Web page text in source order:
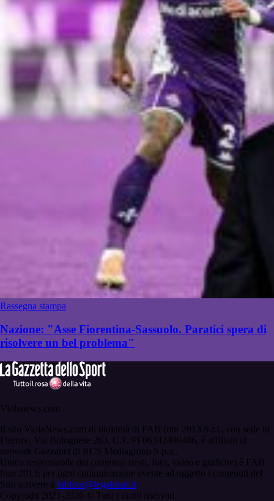
Rassegna stampa
Nazione: "Asse Fiorentina-Sassuolo. Paratici spera di
risolvere un bel problema"
Violanews.com
Il sito ViolaNews.com di titolarità di FAB four 2013 S.r.l., con sede in
Firenze, Via Bolognese 263, C.F./PI 06342490486, è affiliato al
network Gazzanet di RCS Mediagroup S.p.a..
Unico responsabile dei contenuti (testi, foto, video e grafiche) è FAB
four 2013; per ogni comunicazione avente ad oggetto i contenuti del
Sito scrivere a fabfour@legalmail.it
Copyright 2021-2026 © Tutti i diritti riservati.